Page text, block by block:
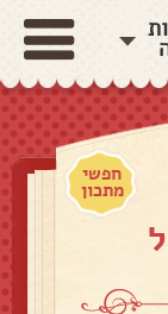
חפשי
מתכון